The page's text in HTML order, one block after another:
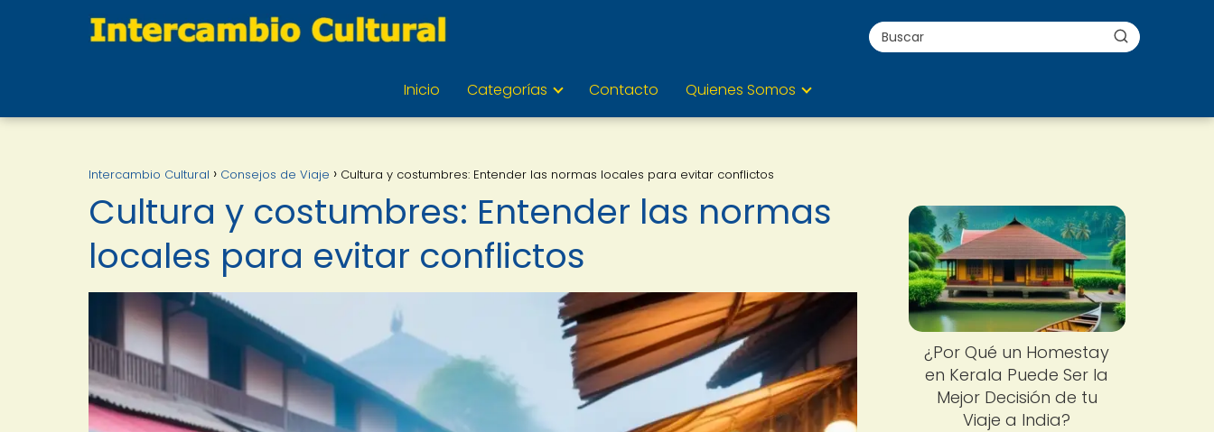
Inicio Categorías Contacto Quienes Somos
Intercambio Cultural Consejos de Viaje Cultura y costumbres: Entender las normas locales para evitar conflictos
Cultura y costumbres: Entender las normas
locales para evitar conflictos
¿Por Qué un Homestay
en Kerala Puede Ser la
Mejor Decisión de tu
Viaje a India?